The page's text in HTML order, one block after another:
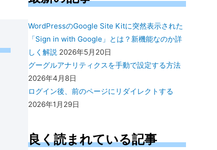
WordPressのGoogle Site Kitに突然表示された
「Sign in with Google」とは？新機能なのか詳
しく解説 2026年5月20日
グーグルアナリティクスを手動で設定する方法
2026年4月8日
ログイン後、前のページにリダイレクトする
2026年1月29日
良く読まれている記事